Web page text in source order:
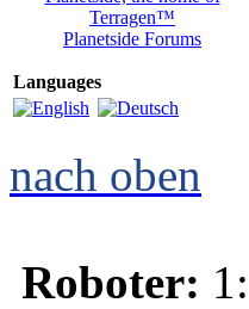
Terragen™
Planetside Forums
Languages
nach oben
Roboter: